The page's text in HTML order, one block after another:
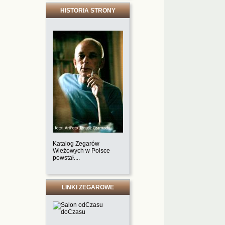
HISTORIA STRONY
Katalog Zegarów
Wieżowych w Polsce
powstał....
LINKI ZEGAROWE